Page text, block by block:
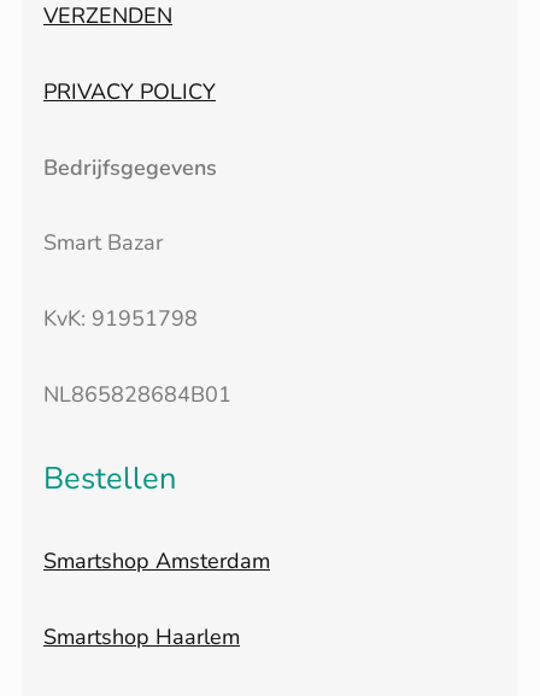
VERZENDEN
PRIVACY POLICY
Bedrijfsgegevens
Smart Bazar
KvK: 91951798
NL865828684B01
Bestellen
Smartshop Amsterdam
Smartshop Haarlem